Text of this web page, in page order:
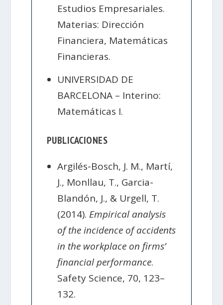
Estudios Empresariales.
Materias: Dirección
Financiera, Matemáticas
Financieras.
UNIVERSIDAD DE
BARCELONA – Interino:
Matemáticas I.
PUBLICACIONES
Argilés-Bosch, J. M., Martí,
J., Monllau, T., Garcia-
Blandón, J., & Urgell, T.
(2014). Empirical analysis
of the incidence of accidents
in the workplace on firms’
financial performance.
Safety Science, 70, 123–
132.